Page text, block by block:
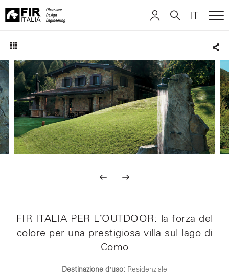
Italia
IT
FIR ITALIA PER L’OUTDOOR: la forza del
colore per una prestigiosa villa sul lago di
Como
Destinazione d’uso: Residenziale
ENGLISH
DEUTSCH
ENGLISH
DEUTSCH